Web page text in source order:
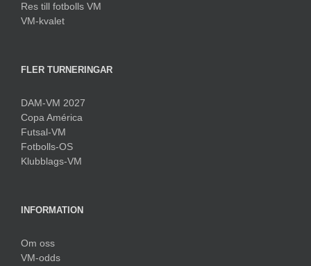
Res till fotbolls VM
VM-kvalet
FLER TURNERINGAR
DAM-VM 2027
Copa América
Futsal-VM
Fotbolls-OS
Klubblags-VM
INFORMATION
Om oss
VM-odds